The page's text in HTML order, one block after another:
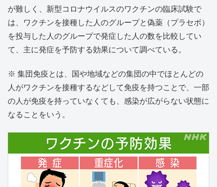
が難しく、新型コロナウイルスのワクチンの臨床試験で
は、ワクチンを接種した人のグループと偽薬（プラセボ）
を投与した人のグループで発症した人の数を比較してい
て、主に発症を予防する効果について調べている。
※ 集団免疫とは、国や地域などの集団の中でほとんどの
人がワクチンを接種するなどして免疫を持つことで、一部
の人が免疫を持っていなくても、感染が広がらない状態に
なることをいう。